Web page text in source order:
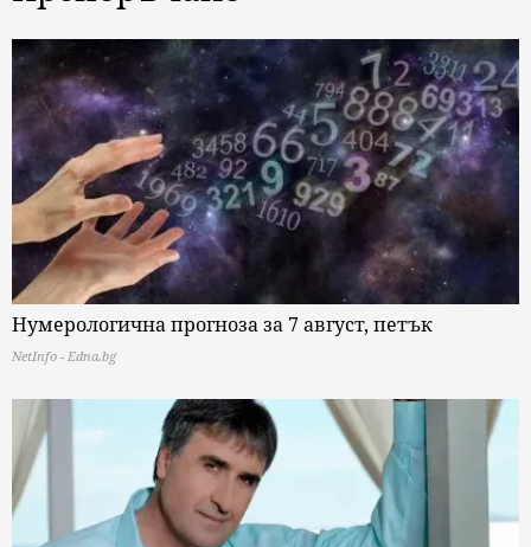
Нумерологична прогноза за 7 август, петък
NetInfo - Edna.bg